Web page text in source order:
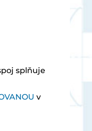
splňuje
v